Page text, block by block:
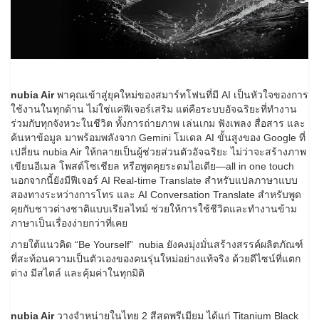
nubia Airพาคุณเข้าสู่ยุคใหม่ของสมาร์ทโฟนที่มี AI เป็นหัวใจของการ
ใช้งานในทุกด้าน ไม่ใช่แค่ฟีเจอร์เสริม แต่คือระบบอัจฉริยะที่ทำงาน
ร่วมกับทุกจังหวะในชีวิต ทั้งการถ่ายภาพ เล่นเกม ฟังเพลง สื่อสาร และ
ค้นหาข้อมูล มาพร้อมพลังจาก Gemini โมเดล AI ขั้นสูงของ Google ที่
เปลี่ยน nubia Air ให้กลายเป็นผู้ช่วยส่วนตัวอัจฉริยะ ไม่ว่าจะสร้างภาพ
เขียนอีเมล โพสต์โซเชียล หรือพูดคุยระดมไอเดีย—all in one touch
นอกจากนี้ยังมีฟีเจอร์ AI Real-time Translate สำหรับแปลภาษาแบบ
สองทางระหว่างการโทร และ AI Conversation Translate สำหรับพูด
คุยกับชาวต่างชาติแบบเรียลไทม์ ช่วยให้การใช้ชีวิตและทำงานข้าม
ภาษาเป็นเรื่องง่ายกว่าที่เคย
ภายใต้แนวคิด “Be Yourself” nubia ยังคงมุ่งมั่นสร้างสรรค์ผลิตภัณฑ์
ที่สะท้อนความเป็นตัวเองของคนรุ่นใหม่อย่างแท้จริง ด้วยดีไซน์ที่แตก
ต่าง มีสไตล์ และคุ้มค่าในทุกมิติ
nubia Air วางจำหน่ายในไทย 2 สีสุดพรีเมียม ได้แก่ Titanium Black